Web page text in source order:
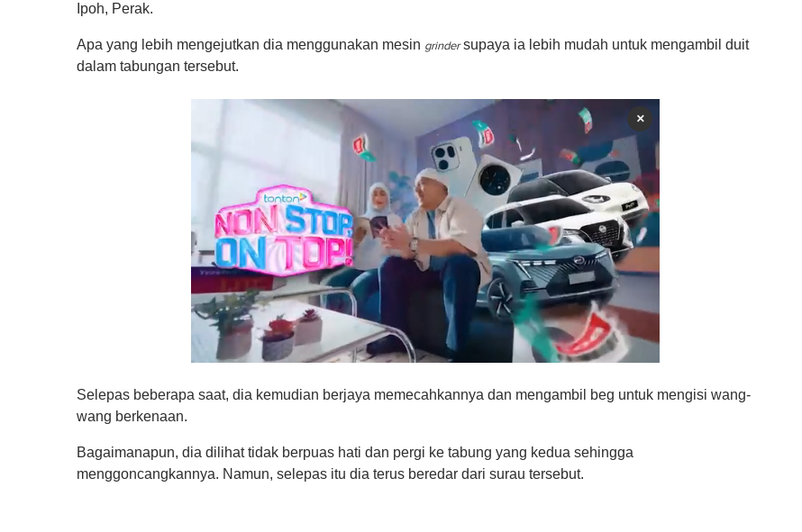
Ipoh, Perak.
Apa yang lebih mengejutkan dia menggunakan mesin grindersupaya ia lebih mudah untuk mengambil duit
dalam tabungan tersebut.
×
e
d
s
Selepas beberapa saat, dia kemudian berjaya memecahkannya dan mengambil beg untuk mengisi wang-
wang berkenaan.
Bagaimanapun, dia dilihat tidak berpuas hati dan pergi ke tabung yang kedua sehingga
menggoncangkannya. Namun, selepas itu dia terus beredar dari surau tersebut.